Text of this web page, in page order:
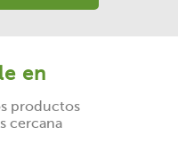
en
productos
cercana